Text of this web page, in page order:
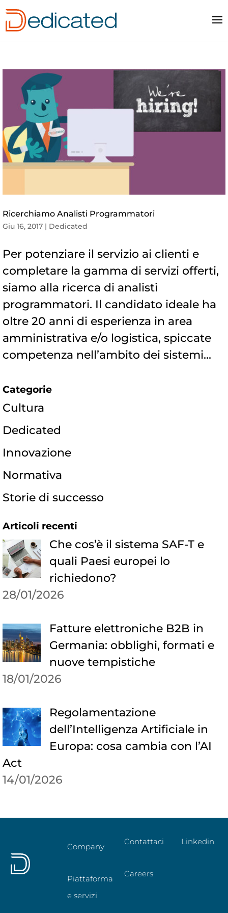
Ricerchiamo Analisti Programmatori
Giu 16, 2017 | Dedicated
Per potenziare il servizio ai clienti e
completare la gamma di servizi offerti,
siamo alla ricerca di analisti
programmatori. Il candidato ideale ha
oltre 20 anni di esperienza in area
amministrativa e/o logistica, spiccate
competenza nell’ambito dei sistemi...
Categorie
Cultura
Dedicated
Innovazione
Normativa
Storie di successo
Articoli recenti
Che cos’è il sistema SAF-T e
quali Paesi europei lo
richiedono?
28/01/2026
Fatture elettroniche B2B in
Germania: obblighi, formati e
nuove tempistiche
18/01/2026
Regolamentazione
dell’Intelligenza Artificiale in
Europa: cosa cambia con l’AI
Act
14/01/2026
Company
Piattaforma
e servizi
Contattaci
Careers
Linkedin